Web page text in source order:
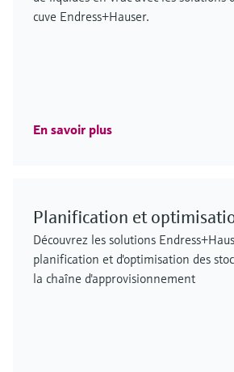
cuve Endress+Hauser.
En savoir plus
Planification et
Découvrez les solutions
planification et d'optimisation des
la chaîne d'approvisionnement